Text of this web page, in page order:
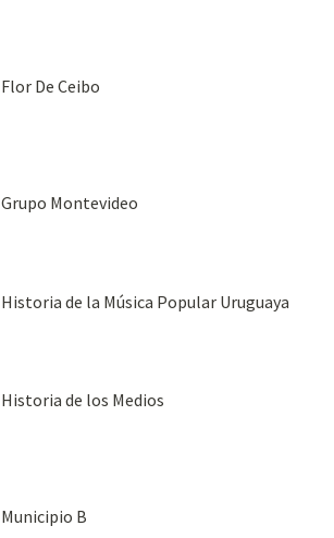
Flor De Ceibo
Grupo Montevideo
Historia de la Música Popular Uruguaya
Historia de los Medios
Municipio B